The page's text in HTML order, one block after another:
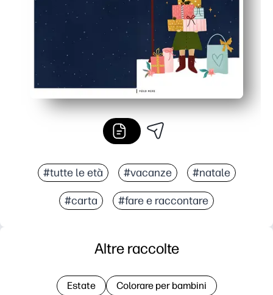
#tutte le età #vacanze #natale
#carta #fare e raccontare
Altre raccolte
Estate Colorare per bambini